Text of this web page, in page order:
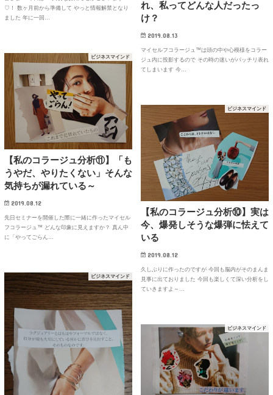
♡！ 数ヶ月前から準備して やっと情報解禁となり
ました 年に一回…
れ、私ってどんな人だったっ
け？
2019.08.13
マイセルフコラージュ™は頭の中や心模様をコラー
ジュ内に投影するので その時の迷いがバッチリ表れ
てしまいます 今…
ビジネスマインド
【私のコラージュ分析⑪】「も
うやだ、やりたくない」そんな
気持ちが漏れている～
2019.08.12
先日セミナーを開催した際に一緒に作ったマイセル
フコラージュ™ どんな印象に見えますか？ 真ん中
に「やってごらん…
ビジネスマインド
【私のコラージュ分析⑩】実は
今、爆発しそうな爆弾に怯えて
いる
2019.08.12
久しぶりに作ったのですが 今回も脳内がそのまんま
見事に出ておりました 今回も楽しくて深い分析をし
ていきますよ～…
ビジネスマインド
ビジネスマインド